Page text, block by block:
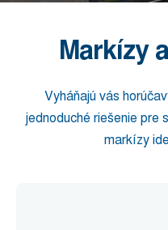
Markízy
Vyháňajú vás
jednoduché riešenie pre
markízy